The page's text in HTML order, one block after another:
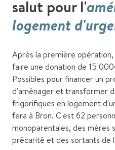
salut pour l'
logement
Après la première
faire une donation de 15
Possibles pour financer un
d'aménager et transformer
frigorifiques en logement
fera à Bron. C'est 62
monoparentales, des mères
précarité et des sortants de